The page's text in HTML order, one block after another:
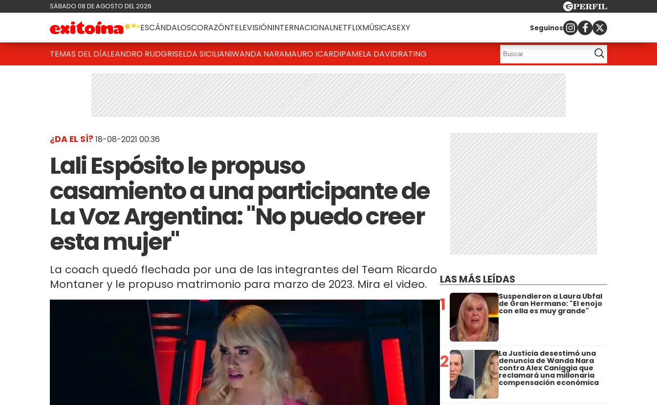
SÁBADO 08 DE AGOSTO DEL 2026
ESCÁNDALOSCORAZÓNTELEVISIÓNINTERNACIONALNETFLIXMÚSICASEXY Seguinos
TEMAS DEL DÍALEANDRO RUDGRISELDA SICILIANIWANDA NARAMAURO ICARDIPAMELA DAVIDRATING
¿DA EL SÍ? 18-08-2021 00:36
Lali Espósito le propuso
casamiento a una participante de
La Voz Argentina: "No puedo creer
esta mujer"
La coach quedó flechada por una de las integrantes del Team Ricardo
Montaner y le propuso matrimonio para marzo de 2023. Mira el video.
LAS MÁS LEÍDAS
1 Suspendieron a Laura Ubfal
de Gran Hermano: "El enojo
con ella es muy grande"
2 La Justicia desestimó una
denuncia de Wanda Nara
contra Alex Caniggia que
reclamará una millonaria
compensación económica